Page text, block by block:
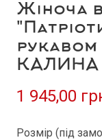
Жіноча
рукавом
КАЛИНА
1 945,00
Розмір (під